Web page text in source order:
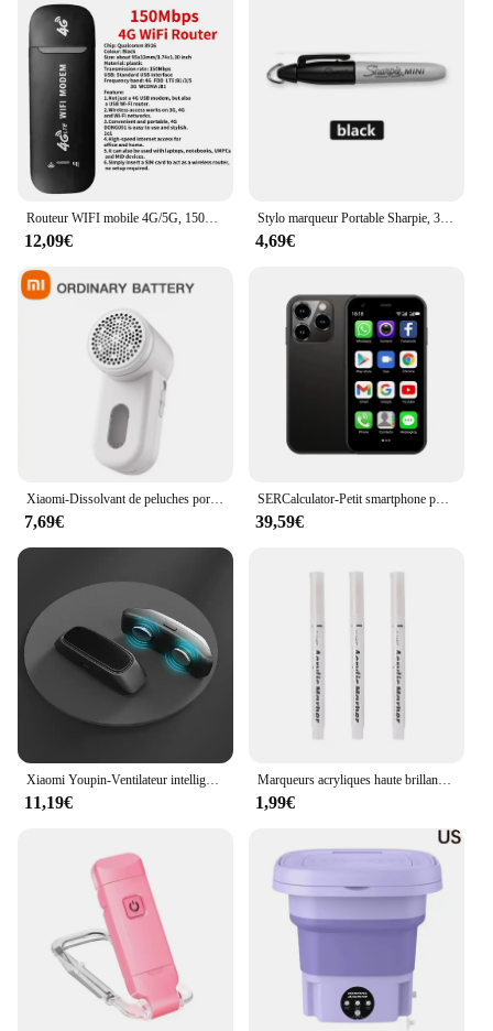
and occasions. Its lightweight design and easy-to-
use interface make it an ideal choice for both
beginners and seasoned stylists. Whether you're
looking to create a sleek, professional look for a
business meeting or add volume and texture to your
hair for a night out, this versatile tool has got you
covered. It's the perfect addition to any hair care set,
available for sale to both personal users and
professionals in the beauty industry.
Routeur WIFI mobile 4G/5G, 150Mbps, sans fil, avec fente pour carte SIM, modem portable de poche, pour voiture
12,09€
Stylo marqueur Portable Sharpie, 3 couleurs, étanche, artisanat Permanent pour bois, plastique, métal, verre, peinture, écriture, fournitures d'art
4,69€
Xiaomi-Dissolvant de peluches portable, rasoir en tissu aste, machine à enlever les peluches pour vêtements, pull, nouveau, original
7,69€
SERCalculator-Petit smartphone portable, écran 2024 ", touriste, Epi3 G, WCDMA, Android 3.0, 2 Go + 16 Go, GPS, WiFi, mini téléphone portable, prix bas, 8.1
39,59€
Xiaomi Youpin-Ventilateur intelligent portable pour hommes et femmes, amélioration du sommeil, petit appareil anti-siciing confortable
11,19€
Marqueurs acryliques haute brillance, stylos graffiti, encre étanche, pratique, portable, or, argent, blanc, peinture, ensemble de 3 pièces
1,99€